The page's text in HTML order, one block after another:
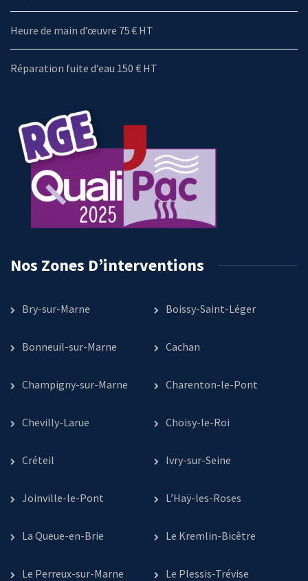
Heure de main d’œuvre 75 € HT
Réparation fuite d’eau 150 € HT
Nos Zones D’interventions
Bry-sur-Marne Boissy-Saint-Léger
Bonneuil-sur-Marne Cachan
Champigny-sur-Marne Charenton-le-Pont
Chevilly-Larue Choisy-le-Roi
Créteil Ivry-sur-Seine
Joinville-le-Pont L’Haÿ-les-Roses
La Queue-en-Brie Le Kremlin-Bicêtre
Le Perreux-sur-Marne Le Plessis-Trévise